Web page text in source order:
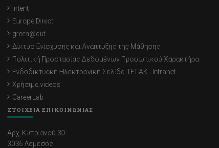
Intent
Europe Direct
green@cut
Δίκτυο Ενίσχυσης και Ανάπτυξης της Μάθησης
Πολιτική Προστασίας Δεδομένων Προσωπικού Χαρακτήρα
Ενδοδικτυακή Ηλεκτρονική Σελίδα ΤΕΠΑΚ - Intranet
Χρήσιμα videos
CareerLab
ΣΤΟΙΧΕΙΑ ΕΠΙΚΟΙΝΩΝΙΑΣ
Αρχ. Κυπριανού 30
3036 Λεμεσός